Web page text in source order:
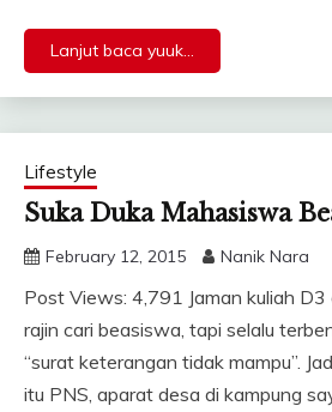
Lanjut baca yuuk...
Lifestyle
Suka Duka Mahasiswa
February 12, 2015 Nanik Nara
Post Views: 4,791 Jaman kuliah D3
rajin cari beasiswa, tapi selalu
“surat keterangan tidak mampu”.
itu PNS, aparat desa di kampung